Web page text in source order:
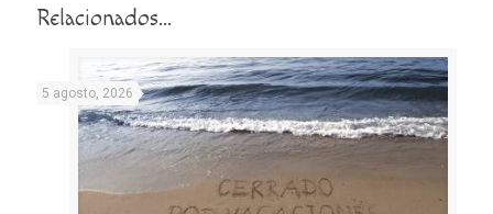
Relacionados...
5 agosto, 2026